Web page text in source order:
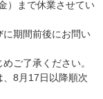
）まで休業させてい
に期間前後にお問い
ご了承ください。
8月17日以降順次